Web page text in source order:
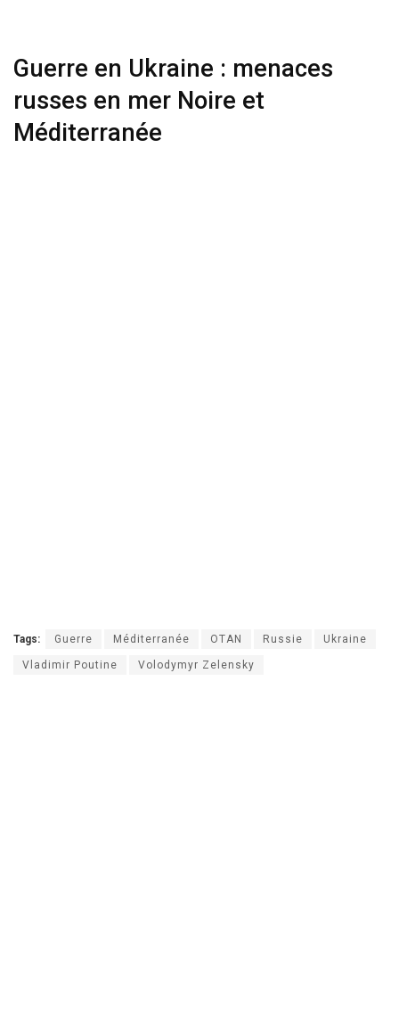
Guerre en Ukraine : menaces
russes en mer Noire et
Méditerranée
Tags: Guerre Méditerranée OTAN Russie Ukraine
Vladimir Poutine Volodymyr Zelensky